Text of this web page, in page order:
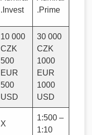
.Invest
.Prime
10 000
CZK
500
EUR
500
USD
30 000
CZK
1000
EUR
1000
USD
X
1:500 –
1:10